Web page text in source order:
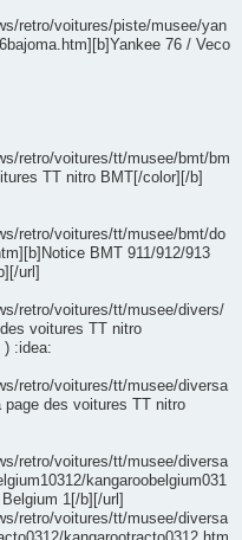
retro/voitures/piste/musee/yan
76 / Veco
retro/voitures/tt/musee/bmt/bm
TT nitro BMT[/color][/b]
retro/voitures/tt/musee/bmt/do
BMT 911/912/913
url]
retro/voitures/tt/musee/divers/
voitures TT nitro
:idea:
retro/voitures/tt/musee/diversa
des voitures TT nitro
retro/voitures/tt/musee/diversa
kangaroobelgium031
1[/b][/url]
retro/voitures/tt/musee/diversa